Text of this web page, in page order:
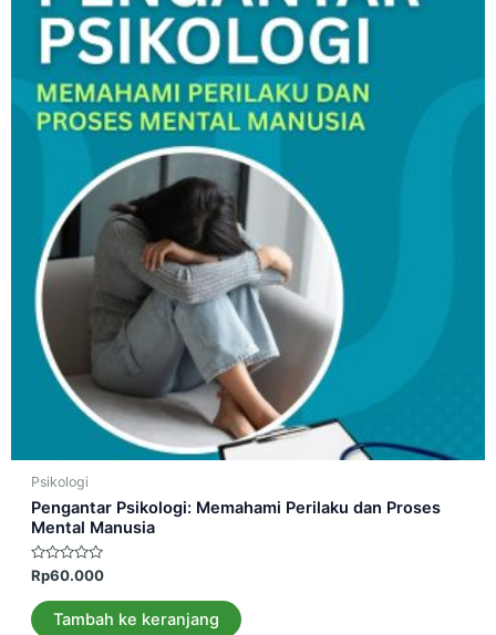
Psikologi
Pengantar Psikologi: Memahami Perilaku dan Proses
Mental Manusia
Dinilai
dari
5
Rp60.000
Tambah ke keranjang